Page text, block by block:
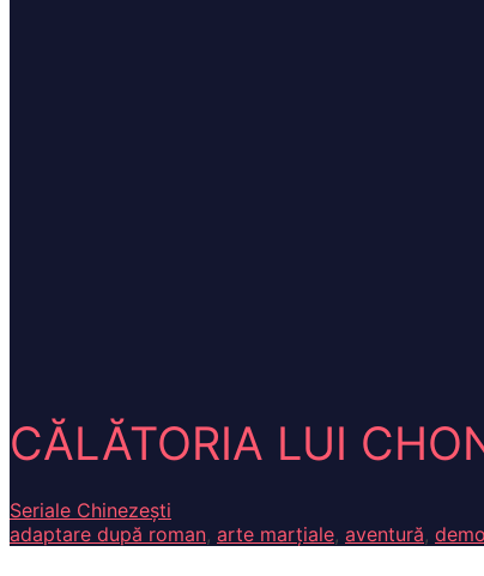
CĂLĂTORIA LUI
Seriale Chinezești
adaptare după roman, arte marțiale, aventură,